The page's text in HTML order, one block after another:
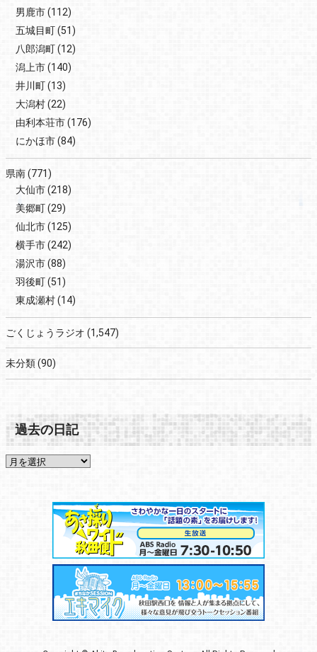
男鹿市(112)
五城目町(51)
八郎潟町(12)
潟上市(140)
井川町(13)
大潟村(22)
由利本荘市(176)
にかほ市(84)
県南(771)
大仙市(218)
美郷町(29)
仙北市(125)
横手市(242)
湯沢市(88)
羽後町(51)
東成瀬村(14)
ごくじょうラジオ (1,547)
未分類(90)
過去の日記